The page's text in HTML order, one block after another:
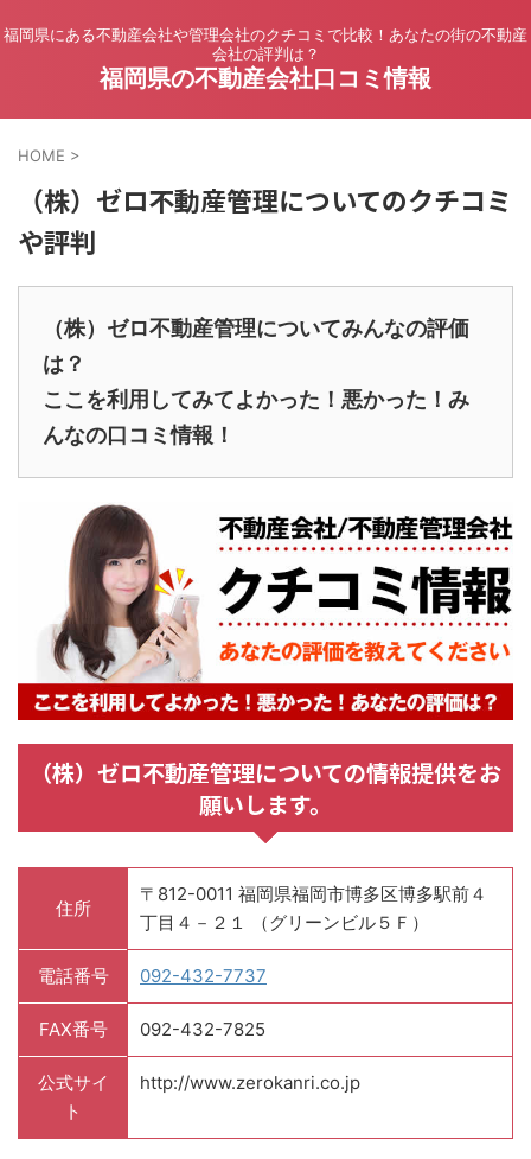
福岡県にある不動産会社や管理会社のクチコミで比較！あなたの街の不動産
会社の評判は？
福岡県の不動産会社口コミ情報
HOME >
（株）ゼロ不動産管理についてのクチコミ
や評判
（株）ゼロ不動産管理についてみんなの評価
は？
ここを利用してみてよかった！悪かった！み
んなの口コミ情報！
（株）ゼロ不動産管理についての情報提供をお
願いします。
住所
〒812-0011 福岡県福岡市博多区博多駅前４
丁目４－２１ （グリーンビル５Ｆ）
電話番号 092-432-7737
FAX番号 092-432-7825
公式サイ
ト
http://www.zerokanri.co.jp